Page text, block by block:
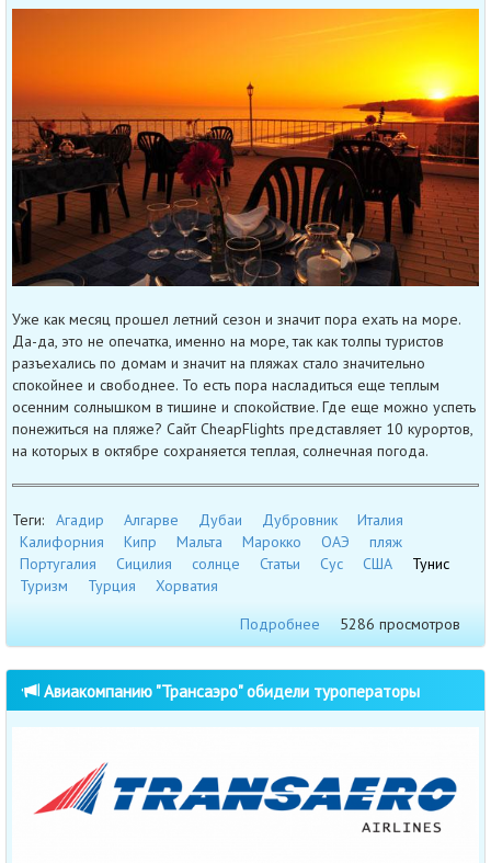
Уже как месяц прошел летний сезон и значит пора ехать на море.
Да-да, это не опечатка, именно на море, так как толпы туристов
разъехались по домам и значит на пляжах стало значительно
спокойнее и свободнее. То есть пора насладиться еще теплым
осенним солнышком в тишине и спокойствие. Где еще можно успеть
понежиться на пляже? Сайт CheapFlights представляет 10 курортов,
на которых в октябре сохраняется теплая, солнечная погода.
Теги: Агадир Алгарве Дубаи Дубровник
Италия
Калифорния
Кипр Мальта Марокко ОАЭ
пляж
Португалия
Сицилия солнце Статьи Сус США
Тунис
Туризм
Турция
Хорватия
Подробнее
5286 просмотров
Авиакомпанию "Трансаэро" обидели туроператоры